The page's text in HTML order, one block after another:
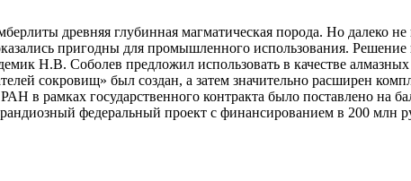
древняя глубинная магматическая порода. Но далеко
пригодны для промышленного использования.
Н.В. Соболев предложил использовать в качестве
сокровищ» был создан, а затем значительно расширен
рамках государственного контракта было поставлено на
федеральный проект с финансированием в 200 млн